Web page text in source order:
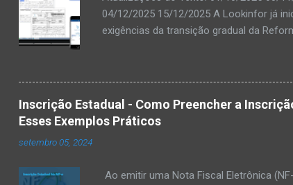
04/12/2025 15/12/2025 A Lookinfor já
exigências da transição gradual da
Comunicados oficiais serão enviados
período de adaptação por parte da
documentos fiscais. Vale destacar que
órgãos fiscais, mas têm sido relatadas
Inscrição Estadual - Como Preencher a
Esses Exemplos Práticos
setembro 05, 2024
Ao emitir uma Nota Fiscal Eletrônica